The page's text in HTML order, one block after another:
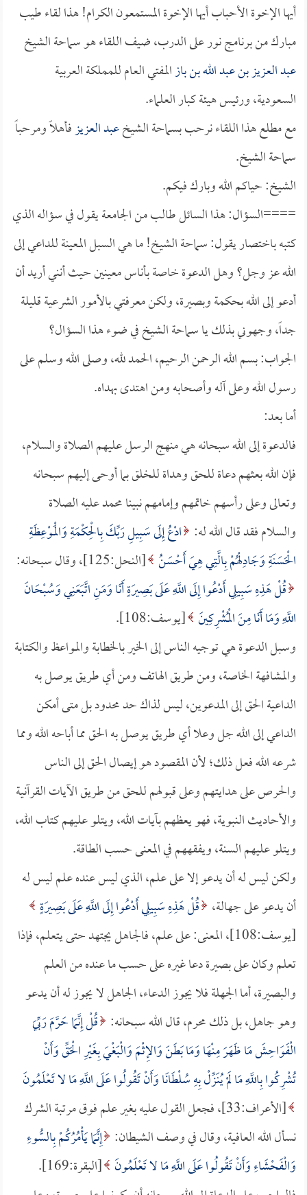
أيها الإخوة الأحباب أيها الإخوة المستمعون الكرام! هذا لقاء طيب
مبارك من برنامج نور على الدرب، ضيف اللقاء هو سماحة الشيخ
عبد العزيز بن عبد الله بن بازالمفتي العام للمملكة العربية
السعودية، ورئيس هيئة كبار العلماء.
مع مطلع هذا اللقاء نرحب بسماحة الشيخعبد العزيزفأهلاً ومرحباً
سماحة الشيخ.
الشيخ: حياكم الله وبارك فيكم.
====السؤال: هذا السائل طالب من الجامعة يقول في سؤاله الذي
كتبه باختصار يقول: سماحة الشيخ! ما هي السبل المعينة للداعي إلى
الله عز وجل؟ وهل الدعوة خاصة بأناس معينين حيث أنني أريد أن
أدعو إلى الله بحكمة وبصيرة، ولكن معرفتي بالأمور الشرعية قليلة
جداً، وجهوني بذلك يا سماحة الشيخ في ضوء هذا السؤال؟
الجواب: بسم الله الرحمن الرحيم، الحمد لله، وصلى الله وسلم على
رسول الله وعلى آله وأصحابه ومن اهتدى بهداه.
أما بعد:
فالدعوة إلى الله سبحانه هي منهج الرسل عليهم الصلاة والسلام،
فإن الله بعثهم دعاة للحق وهداة للخلق بما أوحى إليهم سبحانه
وتعالى وعلى رأسهم خاتمهم وإمامهم نبينا محمد عليه الصلاة
والسلام فقد قال الله له: ادْعُ إِلَى سَبِيلِ رَبِّكَ بِالْحِكْمَةِ وَالْمَوْعِظَةِ
الْحَسَنَةِ وَجَادِلْهُمْ بِالَّتِي هِيَ أَحْسَنُ [النحل:125]، وقال سبحانه:
قُلْ هَذِهِ سَبِيلِي أَدْعُوا إِلَى اللَّهِ عَلَى بَصِيرَةٍ أَنَا وَمَنِ اتَّبَعَنِي وَسُبْحَانَ
اللَّهِ وَمَا أَنَا مِنَ الْمُشْرِكِينَ [يوسف:108].
وسبل الدعوة هي توجيه الناس إلى الخير بالخطابة والمواعظ والكتابة
والمشافهة الخاصة، ومن طريق الهاتف ومن أي طريق يوصل به
الداعية الحق إلى المدعوين، ليس لذاك حد محدود بل متى أمكن
الداعي إلى الله جل وعلا أي طريق يوصل به الحق مما أباحه الله ومما
شرعه الله فعل ذلك؛ لأن المقصود هو إيصال الحق إلى الناس
والحرص على هدايتهم وعلى قبولهم للحق من طريق الآيات القرآنية
والأحاديث النبوية، فهو يعظهم بآيات الله، ويتلو عليهم كتاب الله،
ويتلو عليهم السنة، ويفقههم في المعنى حسب الطاقة.
ولكن ليس له أن يدعو إلا على علم، الذي ليس عنده علم ليس له
أن يدعو على جهالة، قُلْ هَذِهِ سَبِيلِي أَدْعُوا إِلَى اللَّهِ عَلَى بَصِيرَةٍ
[يوسف:108]، المعنى: على علم، فالجاهل يجتهد حتى يتعلم، فإذا
تعلم وكان على بصيرة دعا غيره على حسب ما عنده من العلم
والبصيرة، أما الجهلة فلا يجوز الدعاء، الجاهل لا يجوز له أن يدعو
وهو جاهل، بل ذلك محرم، قال الله سبحانه: قُلْ إِنَّمَا حَرَّمَ رَبِّيَ
الْفَوَاحِشَ مَا ظَهَرَ مِنْهَا وَمَا بَطَنَ وَالإِثْمَ وَالْبَغْيَ بِغَيْرِ الْحَقِّ وَأَنْ
تُشْرِكُوا بِاللَّهِ مَا لَمْ يُنَزِّلْ بِهِ سُلْطَانًا وَأَنْ تَقُولُوا عَلَى اللَّهِ مَا لا تَعْلَمُونَ
[الأعراف:33]، فجعل القول عليه بغير علم فوق مرتبة الشرك
نسأل الله العافية، وقال في وصف الشيطان: إِنَّمَا يَأْمُرُكُمْ بِالسُّوءِ
وَالْفَحْشَاءِ وَأَنْ تَقُولُوا عَلَى اللَّهِ مَا لا تَعْلَمُونَ [البقرة:169].